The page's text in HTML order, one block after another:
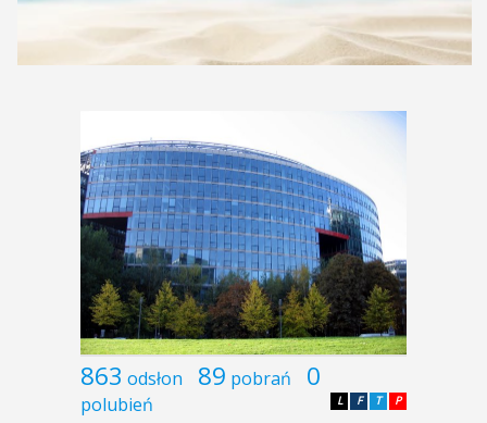
863 odsłon 89 pobrań 0
polubień P
T
F
L